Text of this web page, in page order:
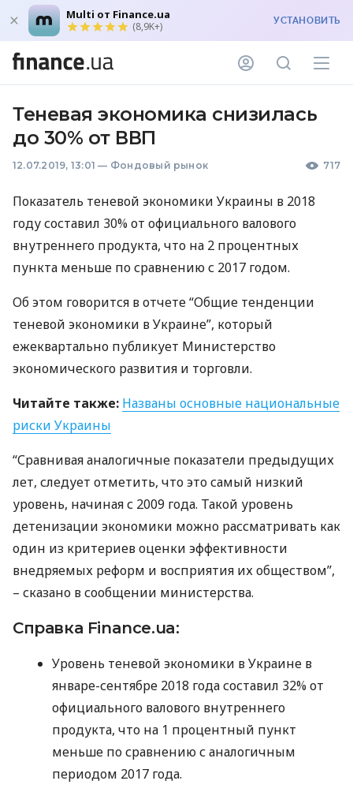
Multi от Finance.ua
(8,9K+) УСТАНОВИТЬ
Теневая экономика снизилась
до 30% от ВВП
12.07.2019, 13:01 — Фондовый рынок 717
Показатель теневой экономики Украины в 2018
году составил 30% от официального валового
внутреннего продукта, что на 2 процентных
пункта меньше по сравнению с 2017 годом.
Об этом говорится в отчете “Общие тенденции
теневой экономики в Украине”, который
ежеквартально публикует Министерство
экономического развития и торговли.
Читайте также: Названы основные национальные
риски Украины
“Сравнивая аналогичные показатели предыдущих
лет, следует отметить, что это самый низкий
уровень, начиная с 2009 года. Такой уровень
детенизации экономики можно рассматривать как
один из критериев оценки эффективности
внедряемых реформ и восприятия их обществом”,
– сказано в сообщении министерства.
Справка Finance.ua:
Уровень теневой экономики в Украине в
январе-сентябре 2018 года составил 32% от
официального валового внутреннего
продукта, что на 1 процентный пункт
меньше по сравнению с аналогичным
периодом 2017 года.